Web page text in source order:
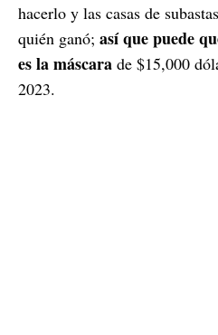
hacerlo y las casas de
quién ganó; así que puede
es la máscara de $15,000
2023.